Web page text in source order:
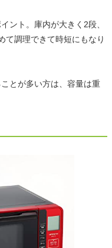
ント。庫内が大きく2段、
て調理できて時短にもなり
とが多い方は、容量は重